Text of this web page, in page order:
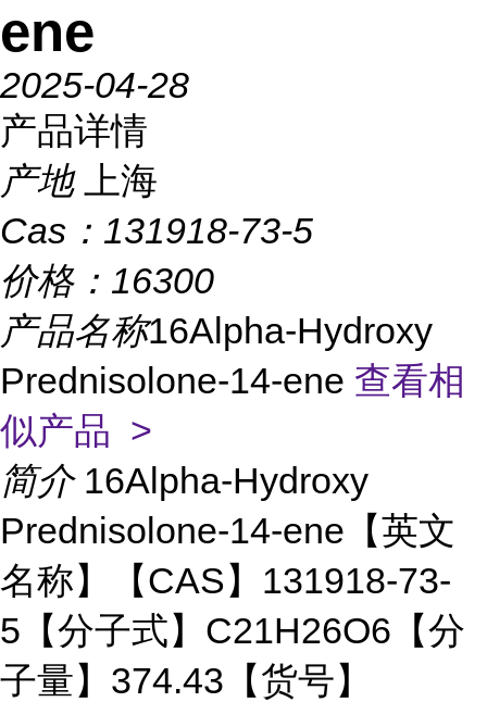
ene
2025-04-28
产品详情
产地
上海
Cas： 131918-73-5
价格： 16300
产品名称16Alpha-Hydroxy
Prednisolone-14-ene 查看相
似产品 >
简介 16Alpha-Hydroxy
Prednisolone-14-ene【英文
名称】【CAS】131918-73-
5【分子式】C21H26O6【分
子量】374.43【货号】